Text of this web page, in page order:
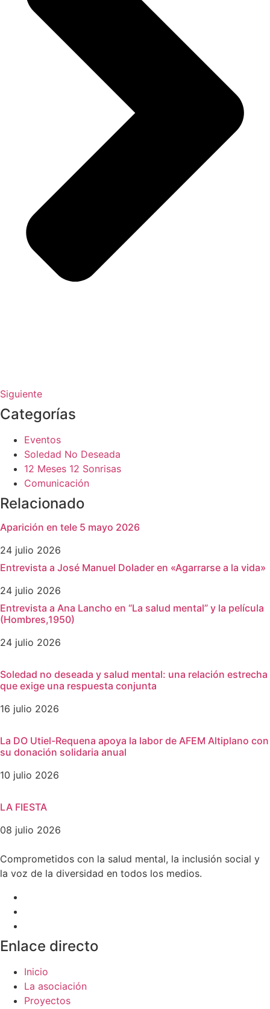
Siguiente
Categorías
Eventos
Soledad No Deseada
12 Meses 12 Sonrisas
Comunicación
Relacionado
Aparición en tele 5 mayo 2026
24 julio 2026
Entrevista a José Manuel Dolader en «Agarrarse a la vida»
24 julio 2026
Entrevista a Ana Lancho en “La salud mental” y la película
(Hombres,1950)
24 julio 2026
Soledad no deseada y salud mental: una relación estrecha
que exige una respuesta conjunta
16 julio 2026
La DO Utiel-Requena apoya la labor de AFEM Altiplano con
su donación solidaria anual
10 julio 2026
LA FIESTA
08 julio 2026
Comprometidos con la salud mental, la inclusión social y
la voz de la diversidad en todos los medios.
Enlace directo
Inicio
La asociación
Proyectos